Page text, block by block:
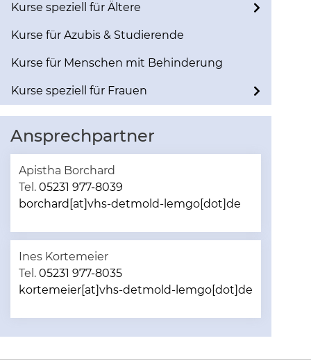
Kurse speziell für Ältere
Kurse für Azubis & Studierende
Kurse für Menschen mit Behinderung
Kurse speziell für Frauen
Ansprechpartner
Apistha Borchard
Tel. 05231 977-8039
borchard[at]vhs-detmold-lemgo[dot]de
Ines Kortemeier
Tel. 05231 977-8035
kortemeier[at]vhs-detmold-lemgo[dot]de